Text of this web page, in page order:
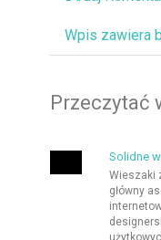
Wpis zawiera
Przeczytać
Solidne
Wieszaki
główny